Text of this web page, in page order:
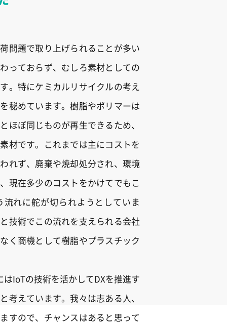
問題で取り上げられることが多い
っておらず、むしろ素材としての
。特にケミカルリサイクルの考え
秘めています。樹脂やポリマーは
ほぼ同じものが再生できるため、
材です。これまでは主にコストを
れず、廃棄や焼却処分され、環境
現在多少のコストをかけてでもこ
れに舵が切られようとしていま
技術でこの流れを支えられる会社
く商機として樹脂やプラスチック
IoTの技術を活かしてDXを推進す
えています。我々は志ある人、
すので、チャンスはあると思って